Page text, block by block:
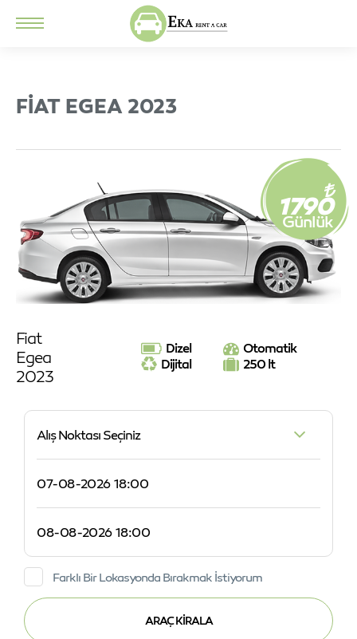
FIAT EGEA 2023
1790
Günlük
Fiat
Egea
2023
Dizel
Otomatik
Dijital
250 lt
Alış Noktası Seçiniz
Farklı Bir Lokasyonda Bırakmak İstiyorum